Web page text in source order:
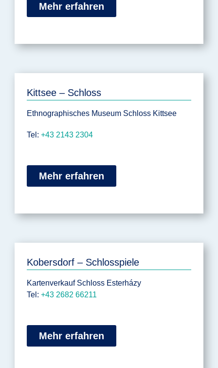
Mehr erfahren
Kittsee – Schloss
Ethnographisches Museum Schloss Kittsee
Tel: +43 2143 2304
Mehr erfahren
Kobersdorf – Schlosspiele
Kartenverkauf Schloss Esterházy
Tel: +43 2682 66211
Mehr erfahren